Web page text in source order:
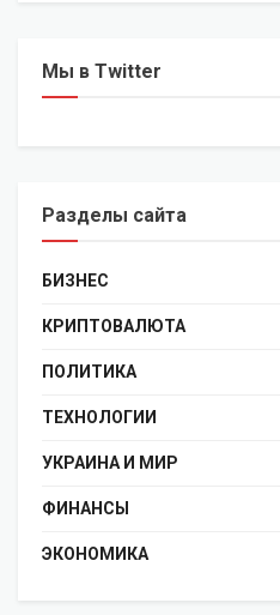
Мы в Twitter
Разделы сайта
БИЗНЕС
КРИПТОВАЛЮТА
ПОЛИТИКА
ТЕХНОЛОГИИ
УКРАИНА И МИР
ФИНАНСЫ
ЭКОНОМИКА